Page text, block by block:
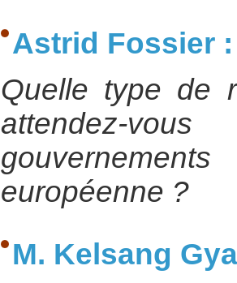
Astrid Fossier :
Quelle type de
attendez-
européenne ?
M. Kelsang